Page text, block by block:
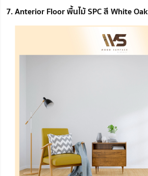
7. Anterior Floor พื้นไม้ SPC สี White Oak